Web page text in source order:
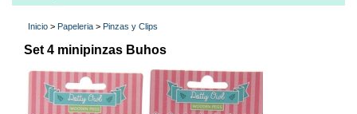
Inicio > Papeleria > Pinzas y Clips
Set 4 minipinzas Buhos